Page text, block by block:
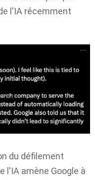
l'IA récemment
du défilement
l'IA amène Google à